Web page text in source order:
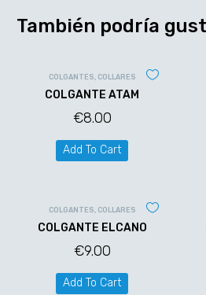
También podría
COLGANTES COLLARES
COLGANTE ATAM
€8.00
Add To Cart
COLGANTES COLLARES
COLGANTE ELCANO
€9.00
Add To Cart